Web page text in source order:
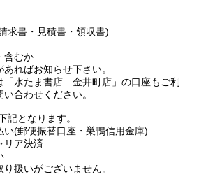
書・見積書・領収書)
むか
ればお知らせ下さい。
「水たま書店 金井町店」の口座もご利
合わせください。
記となります。
(郵便振替口座・巣鴨信用金庫)
ア決済
扱いがございません。